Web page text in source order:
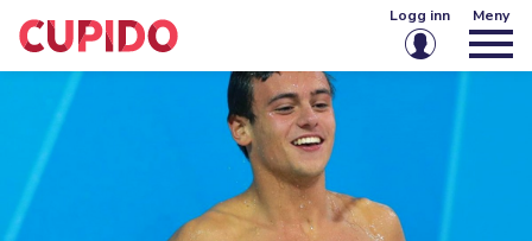
Logg inn
E-post eller brukernavn
Passord
Meny